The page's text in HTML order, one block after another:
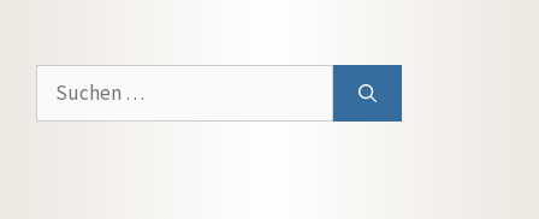
Suchen
nach: